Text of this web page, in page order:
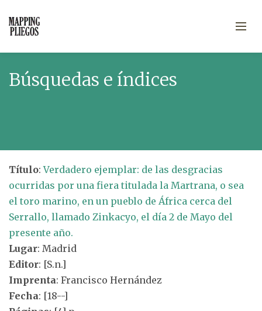
Búsquedas e índices
Título:Verdadero ejemplar: de las desgracias
ocurridas por una fiera titulada la Martrana, o sea
el toro marino, en un pueblo de África cerca del
Serrallo, llamado Zinkacyo, el día 2 de Mayo del
presente año.
Lugar: Madrid
Editor: [S.n.]
Imprenta: Francisco Hernández
Fecha: [18--]